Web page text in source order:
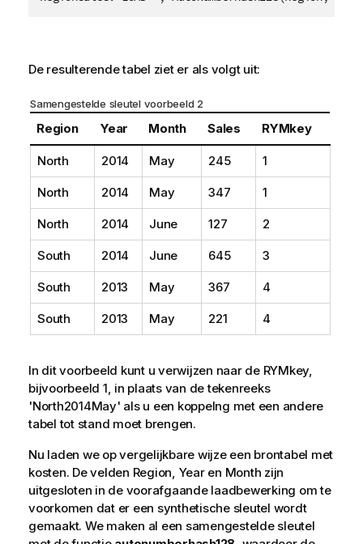
De resulterende tabel ziet er als volgt uit:
Samengestelde sleutel voorbeeld 2
Region Year Month Sales RYMkey
North 2014 May 245 1
North 2014 May 347 1
North 2014 June 127 2
South 2014 June 645 3
South 2013 May 367 4
South 2013 May 221 4
In dit voorbeeld kunt u verwijzen naar de RYMkey,
bijvoorbeeld 1, in plaats van de tekenreeks
'North2014May' als u een koppelng met een andere
tabel tot stand moet brengen.
Nu laden we op vergelijkbare wijze een brontabel met
kosten. De velden Region Yearen Month zijn
uitgesloten in de voorafgaande laadbewerking om te
voorkomen dat er een synthetische sleutel wordt
gemaakt. We maken al een samengestelde sleutel